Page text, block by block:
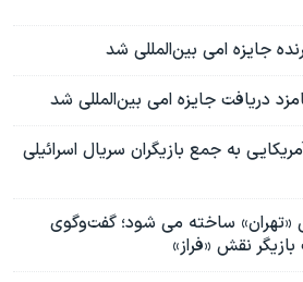
جایزه امی بین‌المللی شد
دریافت جایزه امی بین‌المللی شد
به جمع بازیگران سریال اسرائیلی
«تهران» ساخته می شود؛ گفت‌وگوی
نقش «فراز»